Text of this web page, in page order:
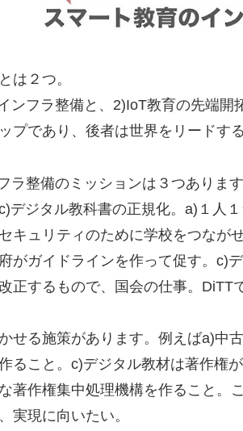
は２つ。
ンフラ整備と、2)IoT教育の先端開
プであり、後者は世界をリードする
ラ整備のミッションは３つありま
デジタル教科書の正規化。a)１人
キュリティのために学校をつなが
がガイドラインを作って促す。c)
正するもので、国会の仕事。DiTT
せる施策があります。例えばa)中
ること。c)デジタル教材は著作権
著作権集中処理機構を作ること。
実現に向いたい。